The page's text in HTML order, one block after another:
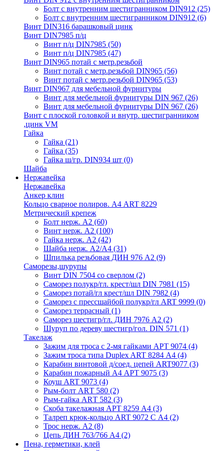
Болт с внутренним шестигранником DIN912 (25)
Болт с внутренним шестигранником DIN912 (6)
Винт DIN316 барашковый цинк
Винт DIN7985 п/ц
Винт п/ц DIN7985 (50)
Винт п/ц DIN7985 (47)
Винт DIN965 потай с метр.резьбой
Винт потай с метр.резьбой DIN965 (56)
Винт потай с метр.резьбой DIN965 (53)
Винт DIN967 для мебельной фурнитуры
Винт для мебельной фурнитуры DIN 967 (26)
Винт для мебельной фурнитуры DIN 967 (26)
Винт с плоской головкой и внутр. шестигранником
,цинк VM
Гайка
Гайка (21)
Гайка (35)
Гайка ш/гр. DIN934 шт (0)
Шайба
Нержавейка
Нержавейка
Анкер клин
Кольцо сварное полиров. А4 ART 8229
Метрический крепеж
Болт нерж. А2 (60)
Винт нерж. А2 (100)
Гайка нерж. А2 (42)
Шайба нерж. А2/А4 (31)
Шпилька резьбовая ДИН 976 А2 (9)
Саморезы,шурупы
Винт DIN 7504 со сверлом (2)
Саморез полукр/гл. крест/шл DIN 7981 (15)
Саморез потай/гл крест/шл DIN 7982 (4)
Саморез с прессшайбой полукр/гл ART 9999 (0)
Саморез террасный (1)
Саморез шестигр/гл. ДИН 7976 А2 (2)
Шуруп по дереву шестигр/гол. DIN 571 (1)
Такелаж
Зажим для троса с 2-мя гайками АРТ 9074 (4)
Зажим троса типа Duplex ART 8284 А4 (4)
Карабин винтовой д/соед. цепей ART9077 (3)
Карабин пожарный А4 АРТ 9075 (3)
Коуш ART 9073 (4)
Рым-болт АRТ 580 (2)
Рым-гайка АRТ 582 (3)
Скоба такелажная АРТ 8259 А4 (3)
Талреп крюк-кольцо ART 9072 С A4 (2)
Трос нерж. А2 (8)
Цепь ДИН 763/766 А4 (2)
Пена, герметики, клей